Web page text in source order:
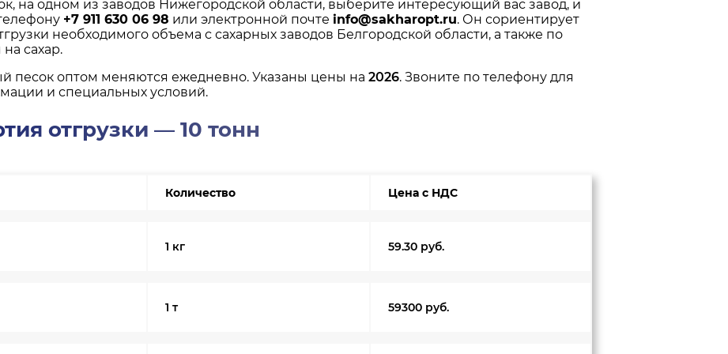
на одном из заводов Нижегородской области, выберите интересующий вас завод, и
+7 911 630 06 98 или электронной почте info@sakharopt.ru. Он сориентирует
необходимого объема с сахарных заводов Белгородской области, а также по
сахар.
песок оптом меняются ежедневно. Указаны цены на 2026. Звоните по телефону для
и специальных условий.
отгрузки — 10 тонн
Количество Цена с НДС
1 кг 59.30 руб.
1 т 59300 руб.